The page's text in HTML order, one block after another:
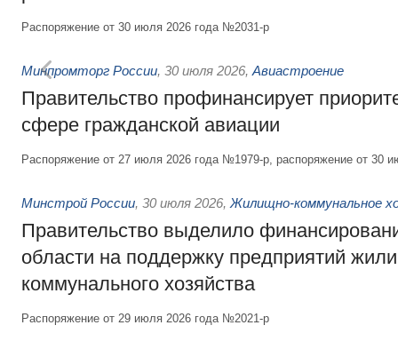
Распоряжение от 30 июля 2026 года №2031-р
Минпромторг России, 30 июля 2026, Авиастроение
Правительство профинансирует
сфере гражданской авиации
Распоряжение от 27 июля 2026 года №1979-р, распоряжение от 30
Минстрой России, 30 июля 2026, Жилищно-коммунальное
Правительство выделило
области на поддержку предприятий
коммунального хозяйства
Распоряжение от 29 июля 2026 года №2021-р